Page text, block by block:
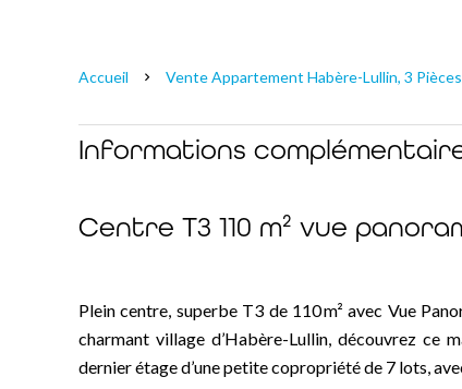
Accueil Vente Appartement Habère-Lullin, 3
Informations
Centre T3 110 m² vue
Plein centre, superbe T3 de 110 m² avec Vue
charmant village d’Habère-Lullin, découvrez ce
dernier étage d’une petite copropriété de 7 lots,